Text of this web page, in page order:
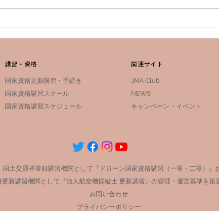
よりエントリー開始～
よ
講習・資格
国家資格更新講習・手続き
国家資格講習スクール
​​国家資格講習スケジュール
関連サイト
JMA Club
NEWS
​​キャンペーン・イベント
国土交通省登録講習機関として『ドローン国家資格講習（一等・二等）』
新講習機関として『無人航空機操縦士 更新講習』の管理・運営基準を策
お問い合わせ
プライバシーポリシー